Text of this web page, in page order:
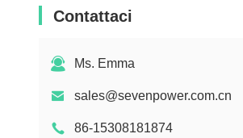
Contattaci
Ms. Emma
sales@sevenpower.com.cn
86-15308181874